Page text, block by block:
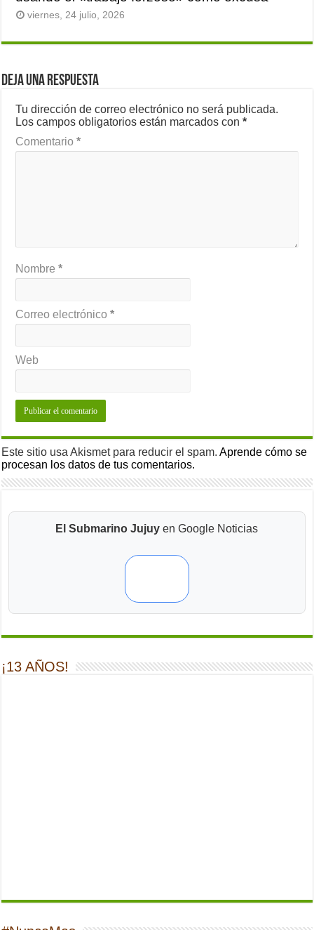
viernes, 24 julio, 2026
Deja una respuesta
Tu dirección de correo electrónico no será publicada.
Los campos obligatorios están marcados con*
Comentario*
Nombre*
Correo electrónico*
Web
Este sitio usa Akismet para reducir el spam.Aprende cómo se
procesan los datos de tus comentarios.
El Submarino Jujuy en Google Noticias
¡13 AÑOS!